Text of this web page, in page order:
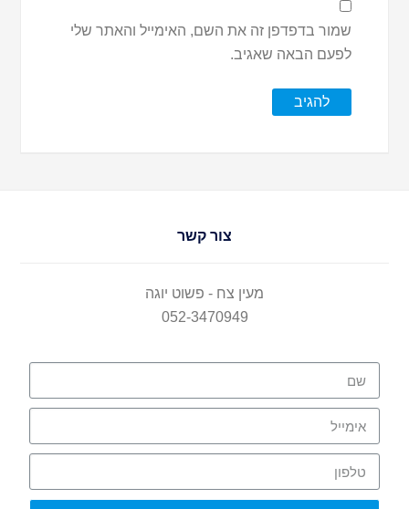
שמור בדפדפן זה את השם, האימייל והאתר שלי
לפעם הבאה שאגיב.
צור קשר
מעין צח - פשוט יוגה
052-3470949